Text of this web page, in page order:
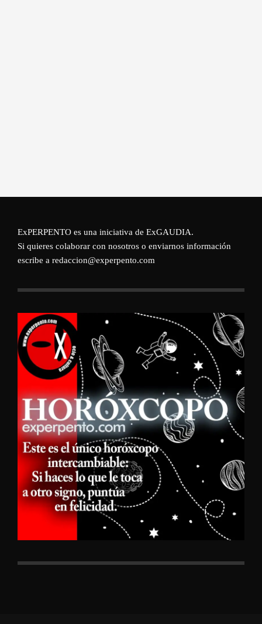
ExPERPENTO es una iniciativa de ExGAUDIA.
Si quieres colaborar con nosotros o enviarnos información
escribe a redaccion@experpento.com